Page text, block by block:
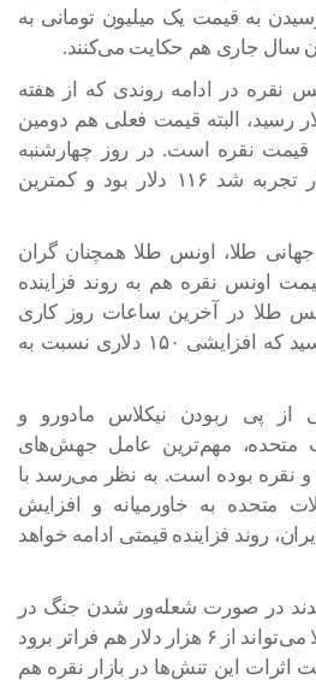
به قیمت یک میلیون تومانی به
سال جاری هم حکایت می‌کنند.
نقره در ادامه روندی که از هفته
آغاز کرده به ۱۱۴ دلار رسید، البته قیمت فعلی هم دومین
قیمت نقره است. در روز چهارشنبه
بالاترین نرخی که در بازار تجربه شد ۱۱۶ دلار بود و کمترین
جهانی طلا، اونس طلا همچنان گران
اونس نقره هم به روند فزاینده
طلا در آخرین ساعات روز کاری
چهارشنبه به ۵۲۷۸ دلار رسید که افزایشی ۱۵۰ دلاری نسبت به
از پی ربودن نیکلاس مادورو و
مهم‌ترین عامل جهش‌های
و نقره بوده است. به نظر می‌رسد با
متحده به خاورمیانه و افزایش
روند فزاینده قیمتی ادامه خواهد
در صورت شعله‌ور شدن جنگ در
خاورمیانه قیمت اونس طلا می‌تواند از ۶ هزار دلار هم فراتر برود
این تنش‌ها در بازار نقره هم